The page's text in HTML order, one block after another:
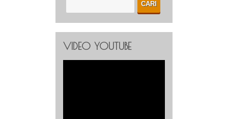
VIDEO YOUTUBE